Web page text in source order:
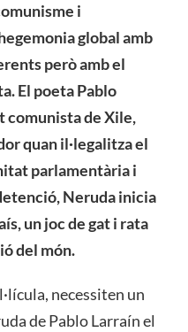
i
global amb
però amb el
El poeta Pablo
comunista de Xile,
quan il·legalitza el
parlamentària i
Neruda inicia
un joc de gat i rata
del món.
necessiten un
de Pablo Larraín el